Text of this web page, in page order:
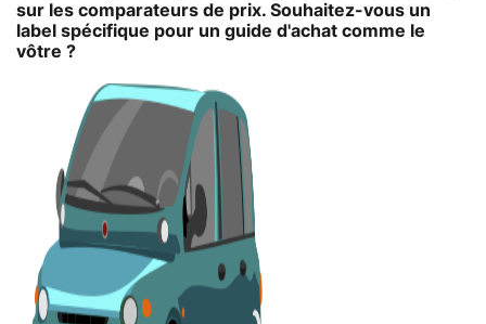
sur les comparateurs de prix. Souhaitez-vous un
label spécifique pour un guide d'achat comme le
vôtre ?